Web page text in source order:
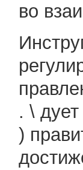
во
. \
)